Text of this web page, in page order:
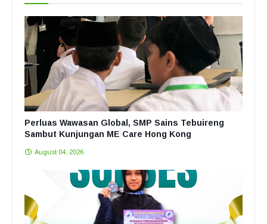
Perluas Wawasan Global, SMP Sains Tebuireng
Sambut Kunjungan ME Care Hong Kong
August 04, 2026